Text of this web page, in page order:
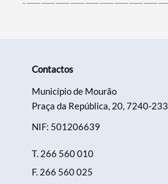
Contactos
Município de Mourão
Praça da República, 20, 7240-233
NIF: 501206639
T. 266 560 010
F. 266 560 025